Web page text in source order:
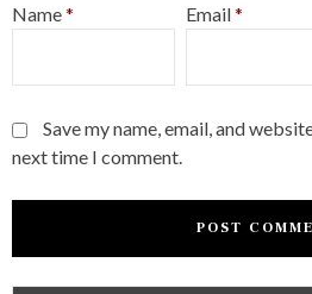
Name* Email*
Save my name, email, and
next time I comment.